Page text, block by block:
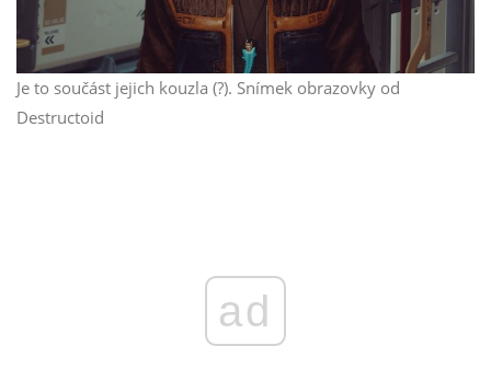
Je to součást jejich kouzla (?). Snímek obrazovky od
Destructoid
ad